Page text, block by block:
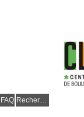
FAQ Rechercher